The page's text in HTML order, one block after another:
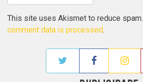
This site uses Akismet to reduce spam.
comment data is processed.